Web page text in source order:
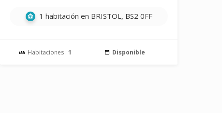
1 habitación en BRISTOL, BS2 0FF
Habitaciones : 1 Disponible